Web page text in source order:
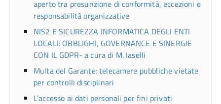
aperto tra presunzione di conformità, eccezioni e
responsabilità organizzative
NIS2 E SICUREZZA INFORMATICA DEGLI ENTI
LOCALI: OBBLIGHI, GOVERNANCE E SINERGIE
CON IL GDPR- a cura di M. Iaselli
Multa del Garante: telecamere pubbliche vietate
per controlli disciplinari
L’accesso ai dati personali per fini privati